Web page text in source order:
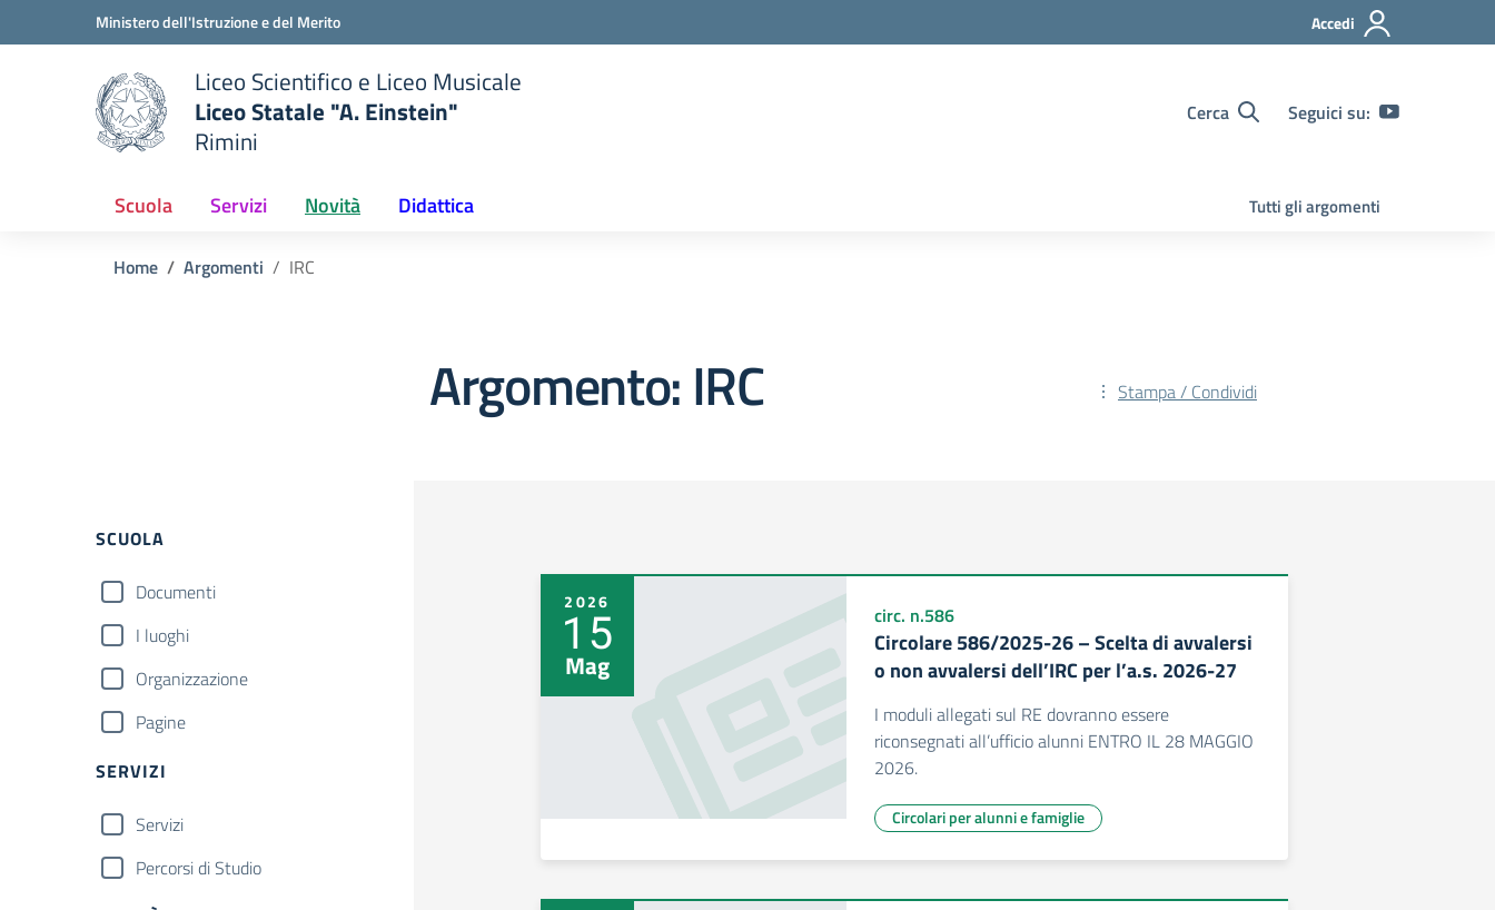
Vai ai contenuti
Vai al menu di navigazioneMinistero dell'Istruzione e del Merito Accedi
scuola
Liceo Scientifico e Liceo Musicale
Liceo Statale "A. Einstein"
Rimini
Cerca Seguici su:
Scuola Servizi Novità Didattica Tutti gli argomenti
Home Argomenti IRC
Argomento: IRC Stampa / Condividi
Filtri
SCUOLA
Documenti
I luoghi
Organizzazione
Pagine
SERVIZI
Servizi
Percorsi di Studio
2026
15
Mag
circ. n.586
Circolare 586/2025-26 – Scelta di avvalersi
o non avvalersi dell’IRC per l’a.s. 2026-27
I moduli allegati sul RE dovranno essere
riconsegnati all’ufficio alunni ENTRO IL 28 MAGGIO
2026.
Circolari per alunni e famiglie